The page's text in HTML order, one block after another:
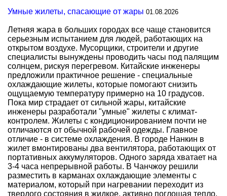
Умные жилеты, спасающие от жары 01.08.2026
Летняя жара в больших городах все чаще становится
серьезным испытанием для людей, работающих на
открытом воздухе. Мусорщики, строители и другие
специалисты вынуждены проводить часы под палящим
солнцем, рискуя перегревом. Китайские инженеры
предложили практичное решение - специальные
охлаждающие жилеты, которые помогают снизить
ощущаемую температуру примерно на 10 градусов.
Пока мир страдает от сильной жары, китайские
инженеры разработали "умные" жилеты с климат-
контролем. Жилеты с кондиционированием почти не
отличаются от обычной рабочей одежды. Главное
отличие - в системе охлаждения. В городе Нанкин в
жилет вмонтированы два вентилятора, работающих от
портативных аккумуляторов. Одного заряда хватает на
3-4 часа непрерывной работы. В Чанчжоу решили
разместить в карманах охлаждающие элементы с
материалом, который при нагревании переходит из
твердого состояния в жидкое, активно поглощая тепло.